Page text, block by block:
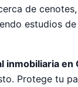
de
estudios
inmobiliaria en
Protege tu